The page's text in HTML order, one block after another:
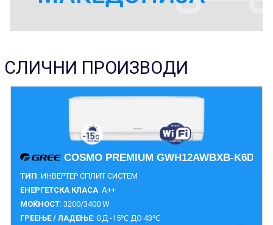
СЛИЧНИ ПРОИЗВОДИ
COSMO PREMIUM GWH12AWBXB-
ТИП: ИНВЕРТЕР СПЛИТ СИСТЕМ
ЕНЕРГЕТСКА КЛАСА: A++
МОЌНОСТ: 3200/3400 W
ГРЕЕЊЕ / ЛАДЕЊЕ: ОД -15℃ ДО 43℃